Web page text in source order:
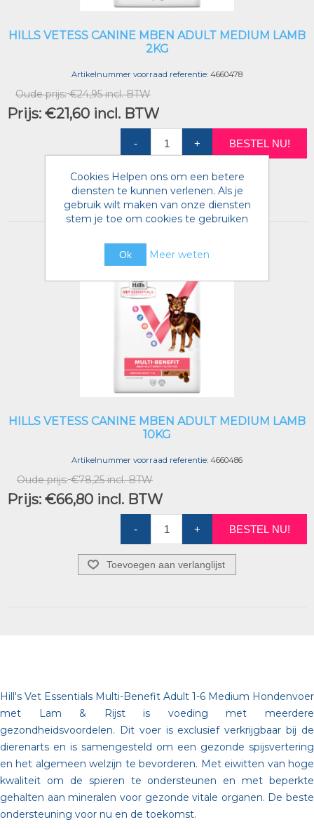
HILLS VETESS CANINE MBEN ADULT MEDIUM LAMB
2KG
Artikelnummer voorraad referentie: 4660478
Oude prijs: €24,95 incl. BTW
Prijs: €21,60 incl. BTW
- + BESTEL NU!
Toevoegen aan verlanglijst
HILLS VETESS CANINE MBEN ADULT MEDIUM LAMB
10KG
Artikelnummer voorraad referentie: 4660486
Oude prijs: €78,25 incl. BTW
Prijs: €66,80 incl. BTW
- + BESTEL NU!
Toevoegen aan verlanglijst
Hill's Vet Essentials Multi-Benefit Adult 1-6 Medium Hondenvoer
met Lam & Rijst is voeding met meerdere
gezondheidsvoordelen. Dit voer is exclusief verkrijgbaar bij de
dierenarts en is samengesteld om een gezonde spijsvertering
en het algemeen welzijn te bevorderen. Met eiwitten van hoge
kwaliteit om de spieren te ondersteunen en met beperkte
gehalten aan mineralen voor gezonde vitale organen. De beste
ondersteuning voor nu en de toekomst.
Cookies Helpen ons om een betere
diensten te kunnen verlenen. Als je
gebruik wilt maken van onze diensten
stem je toe om cookies te gebruiken
Ok Meer weten